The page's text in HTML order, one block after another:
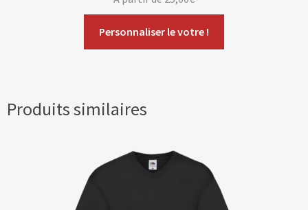
Personnaliser le votre !
Produits similaires